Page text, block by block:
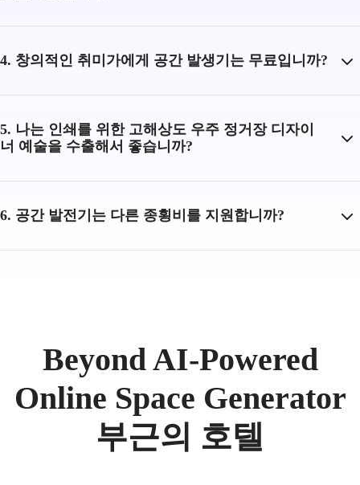
4. 창의적인 취미가에게 공간 발생기는 무료입니까?
5. 나는 인쇄를 위한 고해상도 우주 정거장 디자이
너 예술을 수출해서 좋습니까?
6. 공간 발전기는 다른 종횡비를 지원합니까?
Beyond AI-Powered
Online Space Generator
부근의 호텔